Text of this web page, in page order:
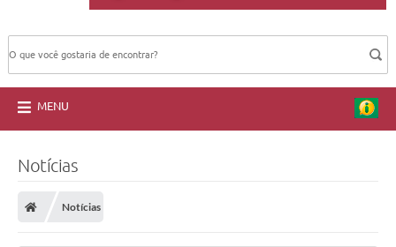
MENU
Notícias
Notícias